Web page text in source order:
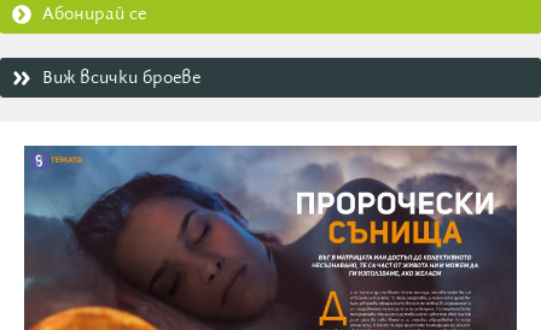
Абонирай се
Виж всички броеве